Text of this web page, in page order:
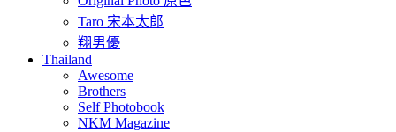
Taro 宋本太郎
翔男優
Thailand
Awesome
Brothers
Self Photobook
NKM Magazine